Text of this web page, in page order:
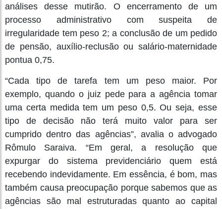
análises desse mutirão. O encerramento de um
processo administrativo com suspeita de
irregularidade tem peso 2; a conclusão de um pedido
de pensão, auxílio-reclusão ou salário-maternidade
pontua 0,75.
“Cada tipo de tarefa tem um peso maior. Por
exemplo, quando o juiz pede para a agência tomar
uma certa medida tem um peso 0,5. Ou seja, esse
tipo de decisão não terá muito valor para ser
cumprido dentro das agências”, avalia o advogado
Rômulo Saraiva. “Em geral, a resolução que
expurgar do sistema previdenciário quem está
recebendo indevidamente. Em essência, é bom, mas
também causa preocupação porque sabemos que as
agências são mal estruturadas quanto ao capital